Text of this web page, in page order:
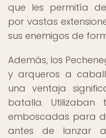
que les permitía
por vastas
sus enemigos de
Además, los
y arqueros a
una ventaja
batalla.
emboscadas para
antes de lanzar